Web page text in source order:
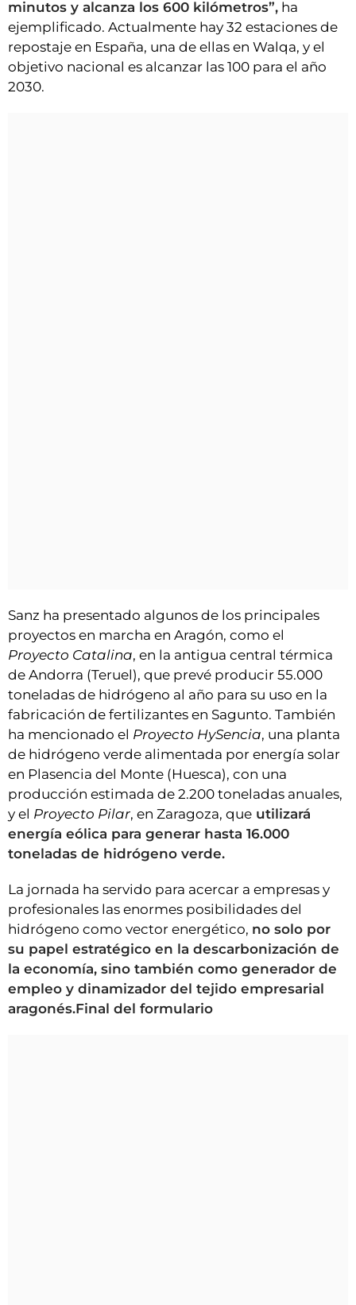
minutos y alcanza los 600 kilómetros”, ha
ejemplificado. Actualmente hay 32 estaciones de
repostaje en España, una de ellas en Walqa, y el
objetivo nacional es alcanzar las 100 para el año
2030.
Sanz ha presentado algunos de los principales
proyectos en marcha en Aragón, como el
Proyecto Catalina, en la antigua central térmica
de Andorra (Teruel), que prevé producir 55.000
toneladas de hidrógeno al año para su uso en la
fabricación de fertilizantes en Sagunto. También
ha mencionado el Proyecto HySencia, una planta
de hidrógeno verde alimentada por energía solar
en Plasencia del Monte (Huesca), con una
producción estimada de 2.200 toneladas anuales,
y el Proyecto Pilar, en Zaragoza, que utilizará
energía eólica para generar hasta 16.000
toneladas de hidrógeno verde.
La jornada ha servido para acercar a empresas y
profesionales las enormes posibilidades del
hidrógeno como vector energético, no solo por
su papel estratégico en la descarbonización de
la economía, sino también como generador de
empleo y dinamizador del tejido empresarial
aragonés.Final del formulario